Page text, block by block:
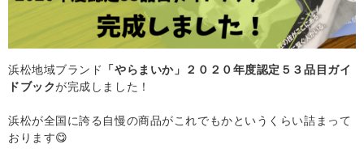
浜松地域ブランド 「やらまいか」２０２０年度認定５３品目ガイ
ドブックが完成しました！
浜松が全国に誇る自慢の商品がこれでもかというくらい詰まって
おります😋